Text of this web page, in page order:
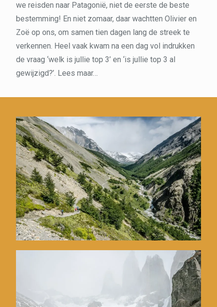
we reisden naar Patagonië, niet de eerste de beste
bestemming! En niet zomaar, daar wachtten Olivier en
Zoë op ons, om samen tien dagen lang de streek te
verkennen. Heel vaak kwam na een dag vol indrukken
de vraag ‘welk is jullie top 3’ en ‘is jullie top 3 al
gewijzigd?’. Lees maar…